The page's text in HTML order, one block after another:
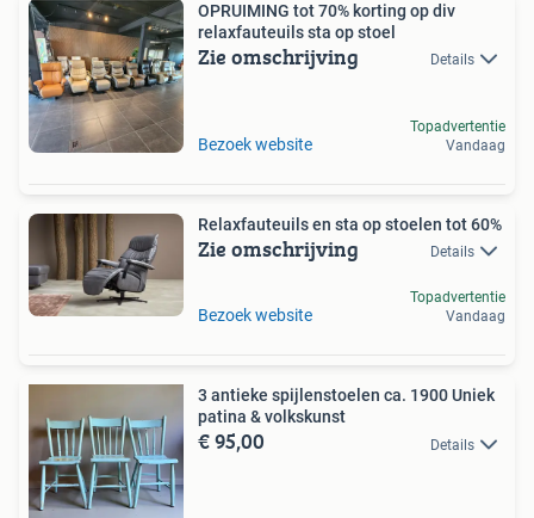
OPRUIMING tot 70% korting op div
relaxfauteuils sta op stoel
Zie omschrijving Details
Bezoek website
Topadvertentie
Vandaag
Relaxfauteuils en sta op stoelen tot 60%
Zie omschrijving Details
Bezoek website
Topadvertentie
Vandaag
3 antieke spijlenstoelen ca. 1900 Uniek
patina & volkskunst
€ 95,00 Details